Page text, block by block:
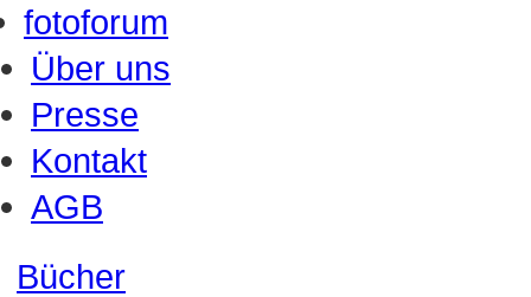
fotoforum
Über uns
Presse
Kontakt
AGB
Bücher